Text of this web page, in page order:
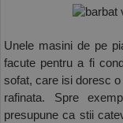
B2B
Unele masini de pe
facute pentru a fi
sofat, care isi doresc
rafinata. Spre
presupune ca stii